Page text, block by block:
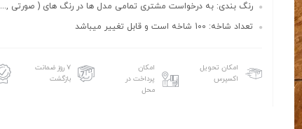
رنگ بندی: به درخواست مشتری تمامی مدل ها در رنگ های ( صورتی ,...
تعداد شاخه: 100 شاخه است و قابل تغییر میباشد
امکان تحویل
اکسپرس
امکان
پرداخت در
محل
۷ روز ضمانت
بازگشت